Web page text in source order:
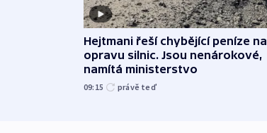
Hejtmani řeší chybějící peníze na
opravu silnic. Jsou nenárokové,
namítá ministerstvo
09:15 právě teď